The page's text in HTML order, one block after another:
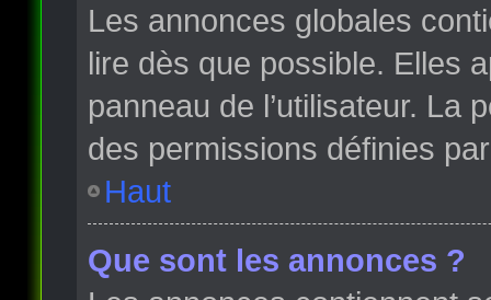
Les annonces globales
lire dès que possible. Elles
panneau de l’utilisateur. La
des permissions définies
Haut
Que sont les annonces ?